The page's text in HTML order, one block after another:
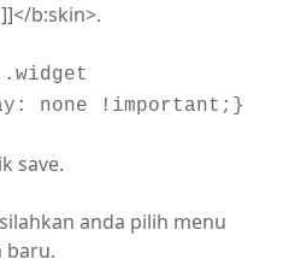
b:skin>.
none !important;}
save.
anda pilih menu
baru.